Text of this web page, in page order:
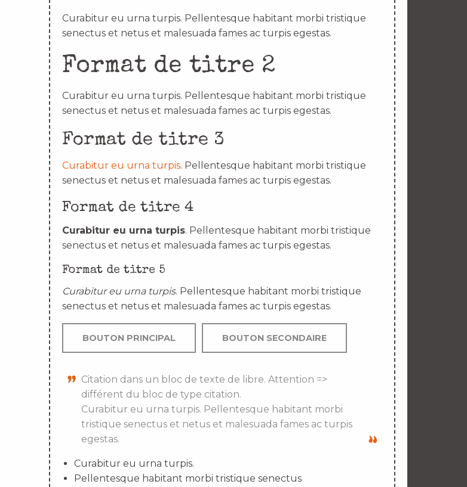
Curabitur eu urna turpis. Pellentesque habitant morbi tristique
senectus et netus et malesuada fames ac turpis egestas.
Format de titre 2
Curabitur eu urna turpis. Pellentesque habitant morbi tristique
senectus et netus et malesuada fames ac turpis egestas.
Format de titre 3
Curabitur eu urna turpis. Pellentesque habitant morbi tristique
senectus et netus et malesuada fames ac turpis egestas.
Format de titre 4
Curabitur eu urna turpis. Pellentesque habitant morbi tristique
senectus et netus et malesuada fames ac turpis egestas.
Format de titre 5
Curabitur eu urna turpis. Pellentesque habitant morbi tristique
senectus et netus et malesuada fames ac turpis egestas.
BOUTON PRINCIPAL BOUTON SECONDAIRE
Citation dans un bloc de texte de libre. Attention =>
différent du bloc de type citation.
Curabitur eu urna turpis. Pellentesque habitant morbi
tristique senectus et netus et malesuada fames ac turpis
egestas.
Curabitur eu urna turpis.
Pellentesque habitant morbi tristique senectus